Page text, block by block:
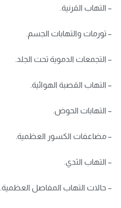
– التهاب القرنية.
– تورمات والتهابات الجسم.
– التجمعات الدموية تحت الجلد.
– التهاب القصبة الهوائية.
– التهابات الحوض.
– مضاعفات الكسور العظمية.
– التهاب الثدي.
– حالات التهاب المفاصل العظمية.